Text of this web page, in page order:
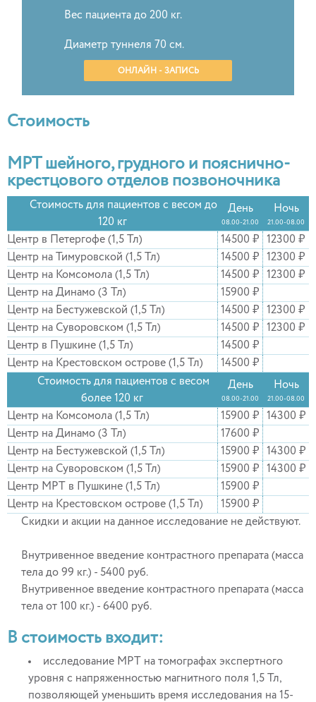
Вес пациента до 200 кг.
Диаметр туннеля 70 см.
ОНЛАЙН - ЗАПИСЬ
Стоимость
МРТ шейного, грудного и пояснично-
крестцового отделов позвоночника
Стоимость для пациентов с весом до
120 кг
День
08.00-21.00
Ночь
21.00-08.00
Центр в Петергофе (1,5 Тл) 14500 ₽
12300 ₽
Центр на Тимуровской (1,5 Тл)
14500 ₽
12300 ₽
Центр на Комсомола (1,5 Тл)
14500 ₽
12300 ₽
Центр на Динамо (3 Тл)
15900 ₽
Центр на Бестужевской (1,5 Тл)
14500 ₽
12300 ₽
Центр на Суворовском (1,5 Тл)
14500 ₽
12300 ₽
Центр в Пушкине (1,5 Тл)
14500 ₽
Центр на Крестовском острове (1,5 Тл)
14500 ₽
Стоимость для пациентов с весом
более 120 кг
День
08.00-21.00
Ночь
21.00-08.00
Центр на Комсомола (1,5 Тл) 15900 ₽
14300 ₽
Центр на Динамо (3 Тл)
17600 ₽
Центр на Бестужевской (1,5 Тл)
15900 ₽
14300 ₽
Центр на Суворовском (1,5 Тл)
15900 ₽
14300 ₽
Центр МРТ в Пушкине (1,5 Тл)
15900 ₽
Центр на Крестовском острове (1,5 Тл)
15900 ₽
Скидки и акции на данное исследование не действуют.
Внутривенное введение контрастного препарата (масса
тела до 99 кг.) - 5400 руб.
Внутривенное введение контрастного препарата (масса
тела от 100 кг.) - 6400 руб.
В стоимость входит:
исследование МРТ на томографах экспертного
уровня с напряженностью магнитного поля 1,5 Тл,
позволяющей уменьшить время исследования на 15-